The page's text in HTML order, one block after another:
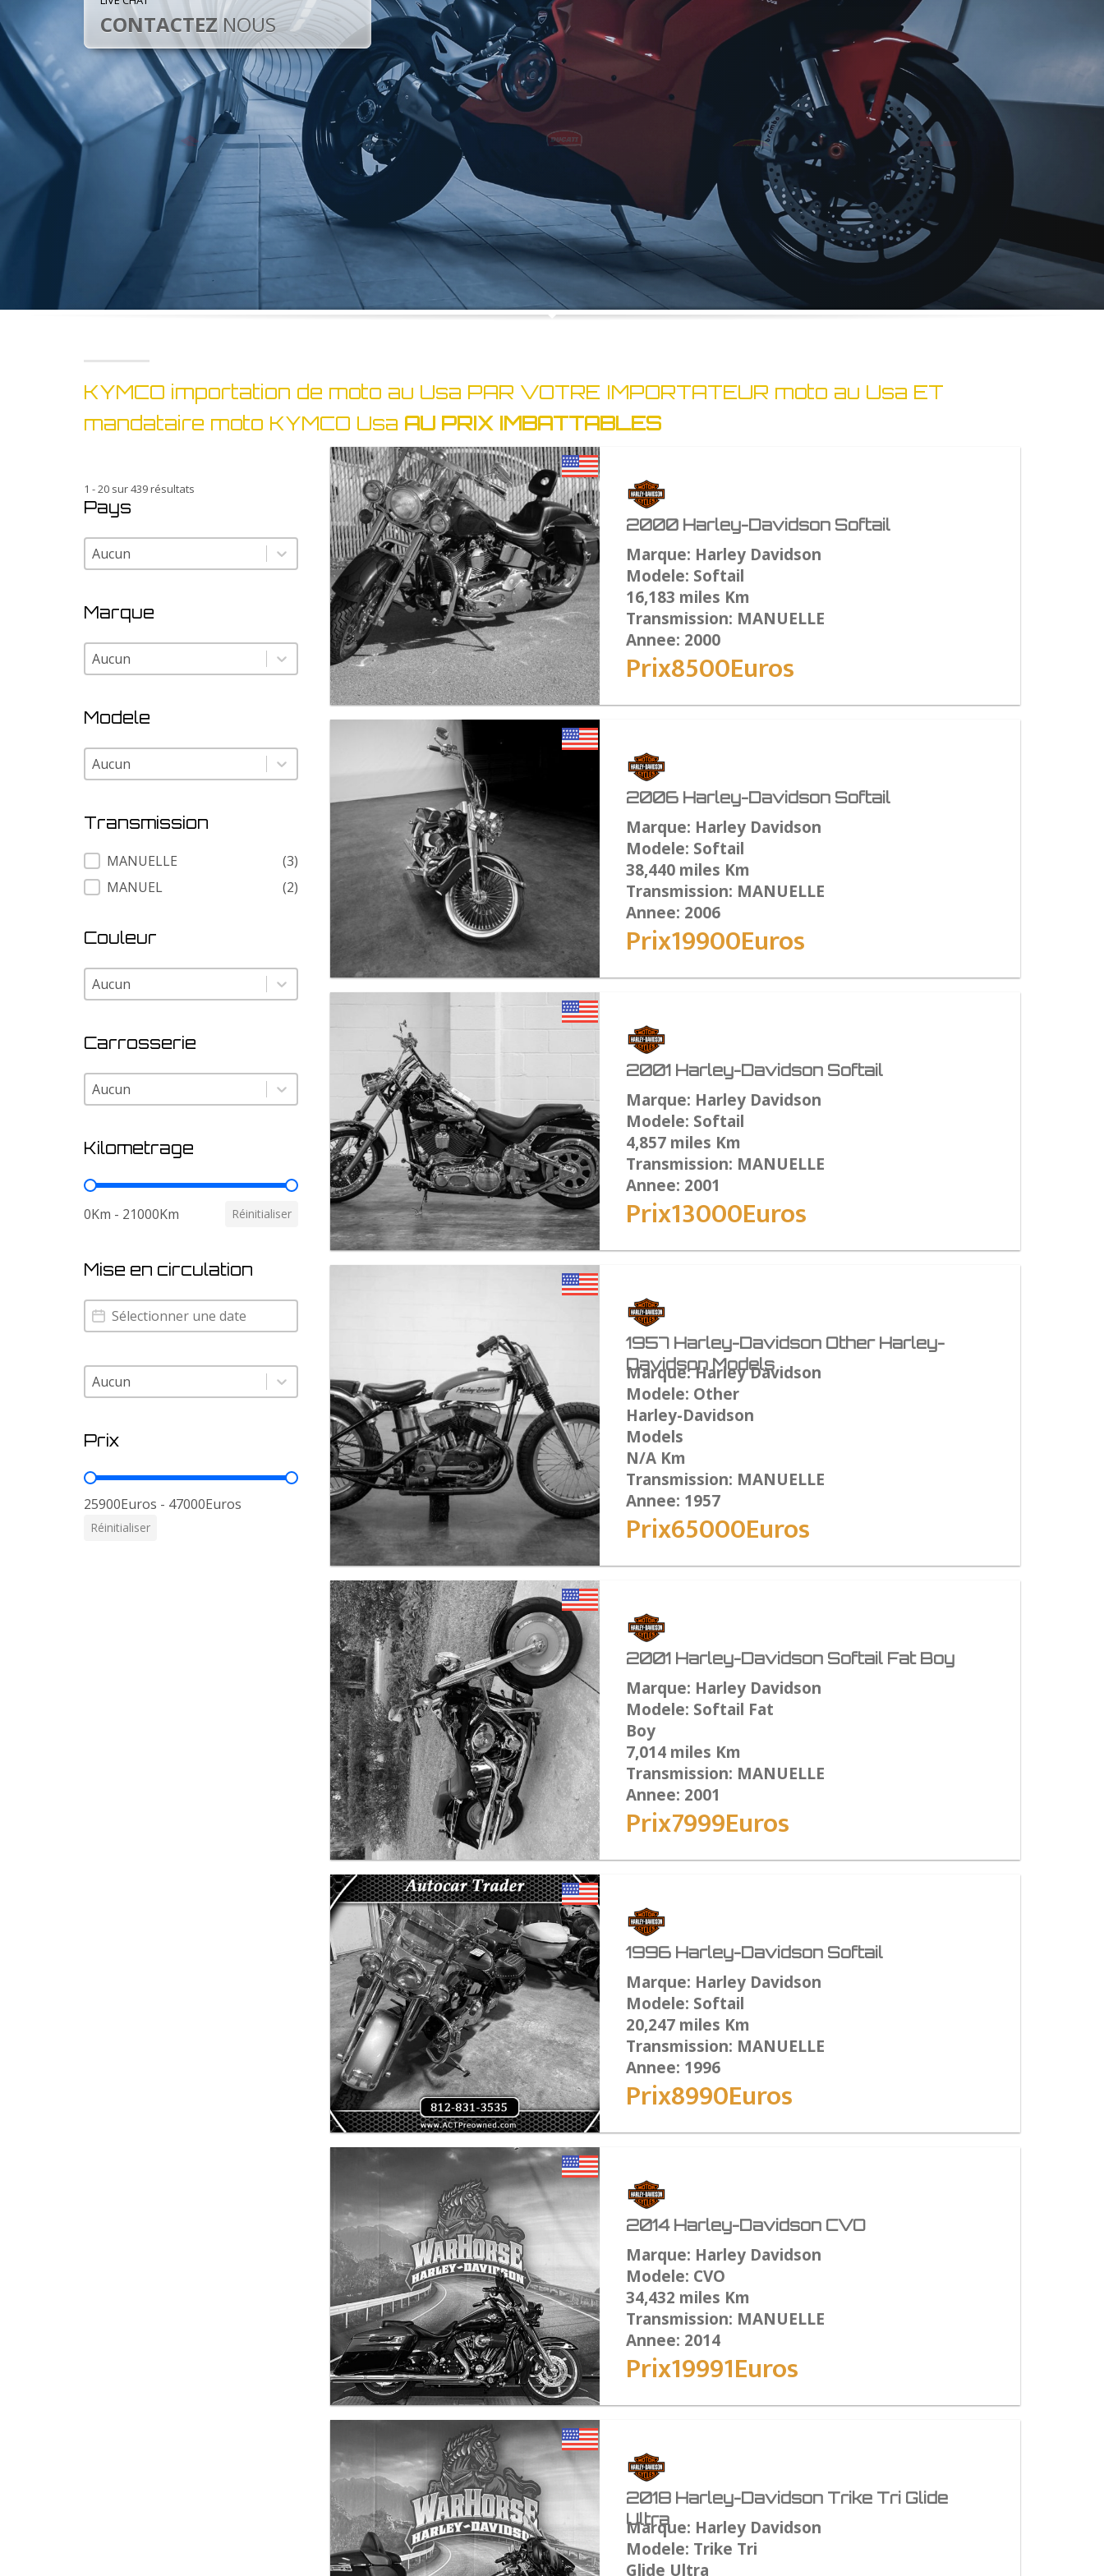
CONTACTEZNOUS
KYMCO importation de moto au Usa PAR VOTRE IMPORTATEUR moto au Usa ET
mandataire moto KYMCO Usa AU PRIX IMBATTABLES
1 - 20 sur 439 résultats
Pays
Pays
Pays
Marque
Marque
Marque
Modele
Modele
Modele
Transmission
Transmission
MANUELLE
(3)
MANUEL
(2)
Couleur
Couleur
Couleur
Carrosserie
Carrosserie
Carrosserie
Kilometrage
Kilometrage
0Km - 21000Km Réinitialiser
Mise en circulation
Mise en circulation
Mise en circulation
Condition moto base
Sélectionnez le contenu
Prix
Prix
25900Euros - 47000Euros
Réinitialiser
2000 Harley-Davidson Softail
Marque: Harley Davidson
Modele: Softail
16,183 miles Km
Transmission: MANUELLE
Annee: 2000
Prix8500Euros
2006 Harley-Davidson Softail
Marque: Harley Davidson
Modele: Softail
38,440 miles Km
Transmission: MANUELLE
Annee: 2006
Prix19900Euros
2001 Harley-Davidson Softail
Marque: Harley Davidson
Modele: Softail
4,857 miles Km
Transmission: MANUELLE
Annee: 2001
Prix13000Euros
1957 Harley-Davidson Other Harley-
Davidson Models
Marque: Harley Davidson
Modele: Other
Harley-Davidson
Models
N/A Km
Transmission: MANUELLE
Annee: 1957
Prix65000Euros
2001 Harley-Davidson Softail Fat Boy
Marque: Harley Davidson
Modele: Softail Fat
Boy
7,014 miles Km
Transmission: MANUELLE
Annee: 2001
Prix7999Euros
1996 Harley-Davidson Softail
Marque: Harley Davidson
Modele: Softail
20,247 miles Km
Transmission: MANUELLE
Annee: 1996
Prix8990Euros
2014 Harley-Davidson CVO
Marque: Harley Davidson
Modele: CVO
34,432 miles Km
Transmission: MANUELLE
Annee: 2014
Prix19991Euros
2018 Harley-Davidson Trike Tri Glide
Ultra
Marque: Harley Davidson
Modele: Trike Tri
Glide Ultra